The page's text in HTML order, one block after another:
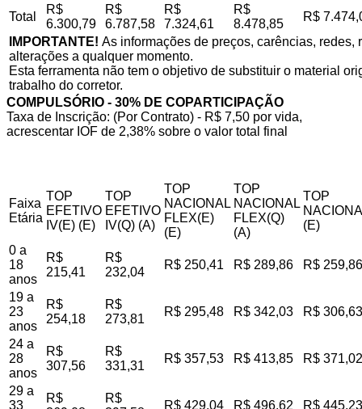
Total
R$
6.300,79
R$
6.787,58
R$
7.324,61
R$
8.478,85
R$
IMPORTANTE! As informações de preços, carências,
alterações a qualquer momento.
Esta ferramenta não tem o objetivo de substituir o material
trabalho do corretor.
COMPULSÓRIO - 30% DE COPARTICIPAÇÃO
Taxa de Inscrição: (Por Contrato) - R$ 7,50 por vida,
acrescentar IOF de 2,38% sobre o valor total final
Faixa
Etária
TOP
EFETIVO
IV(E) (E)
TOP
EFETIVO
IV(Q) (A)
TOP
NACIONAL
FLEX(E)
(E)
TOP
NACIONAL
FLEX(Q)
(A)
TOP
(E)
0 a
18
anos
R$
215,41
R$
232,04
R$ 250,41 R$ 289,86 R$ 259,86
19 a
23
anos
R$
254,18
R$
273,81
R$ 295,48 R$ 342,03 R$ 306,63
24 a
28
anos
R$
307,56
R$
331,31
R$ 357,53 R$ 413,85 R$ 371,02
29 a
33
R$
R$
R$ 429,04 R$ 496,62 R$ 445,23